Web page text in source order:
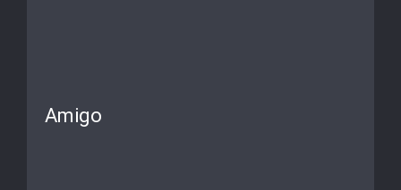
Amigo